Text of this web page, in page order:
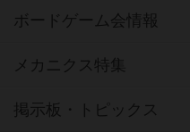
ボードゲーム会情報
メカニクス特集
掲示板・トピックス